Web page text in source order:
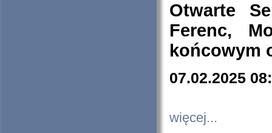
Otwarte
Ferenc,
końcowym
07.02.2025
więcej...